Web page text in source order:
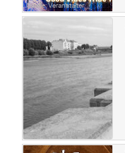
Quelle: Veranstalter
Quelle: Veranstalter